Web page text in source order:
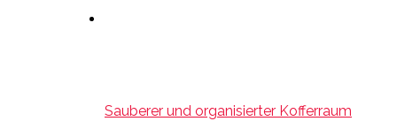
Sauberer und organisierter Kofferraum